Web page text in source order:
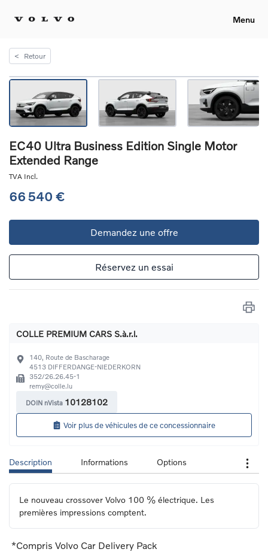
Menu
< Retour
EC40 Ultra Business Edition Single Motor
Extended Range
TVA Incl.
66 540 €
Demandez une offre
Réservez un essai
COLLE PREMIUM CARS S.à.r.l.
140, Route de Bascharage
4513 DIFFERDANGE-NIEDERKORN
352/26.26.45-1
remy@colle.lu
DOIN nVista 10128102
Voir plus de véhicules de ce concessionnaire
Description Informations Options
Le nouveau crossover Volvo 100 % électrique. Les
premières impressions comptent.
*Compris Volvo Car Delivery Pack